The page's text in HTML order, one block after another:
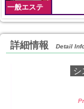
一般エステ
詳細情報 Detail
シ